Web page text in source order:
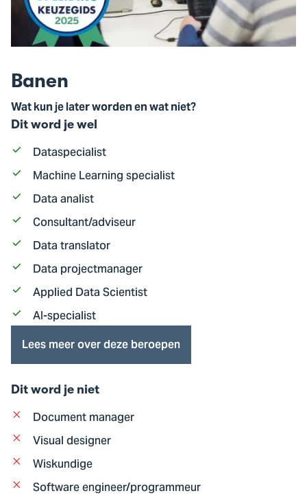
Banen
Wat kun je later worden en wat niet?
Dit word je wel
Dataspecialist
Machine Learning specialist
Data analist
Consultant/adviseur
Data translator
Data projectmanager
Applied Data Scientist
AI-specialist
Lees meer over deze beroepen
Dit word je niet
Document manager
Visual designer
Wiskundige
Software engineer/programmeur